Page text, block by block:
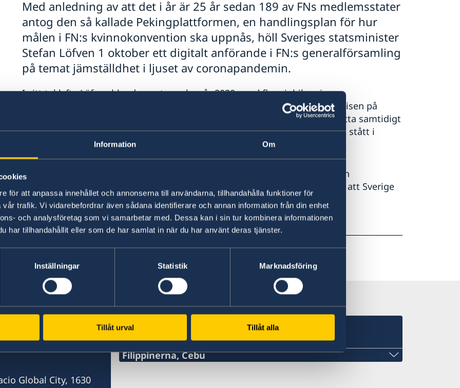
Information Om
för att anpassa innehållet och annonserna till användarna, tillhandahålla funktioner för
trafik. Vi vidarebefordrar även sådana identifierare och annan information från din enhet
och analysföretag som vi samarbetar med. Dessa kan i sin tur kombinera informationen
har tillhandahållit eller som de har samlat in när du har använt deras tjänster.
Inställningar Statistik Marknadsföring
Tillåt urval Tillåt alla
Med anledning av att det i år är 25 år sedan 189 av FNs medlemsstater
antog den så kallade Pekingplattformen, en handlingsplan för hur
målen i FN:s kvinnokonvention ska uppnås, höll Sveriges statsminister
Stefan Löfven 1 oktober ett digitalt anförande i FN:s generalförsamling
på temat jämställdhet i ljuset av coronapandemin.
I sitt tal lyfte Löfven bland annat upp hur år 2020, med flera jubileer inom
jämställdhetsområdet, har överskuggats av covid-19-pandemin och hur krisen på
många håll har orsakat ett ännu större glapp mellan kvinnor och män. Detta samtidigt
som kvinnorna många gånger haft en betydande roll inom sjukvården och stått i
första ledet under krisen.
Lövfen avslutade sitt tal med att betona att nu är tiden för makthavare och
beslutsfattare att snabba på implementeringen av Pekingplattformen och att Sverige
är redo att göra sin del.
Ta del av talet i sin helhet här.
Global City, 1630
Svenska konsulat
Filippinerna, Cebu